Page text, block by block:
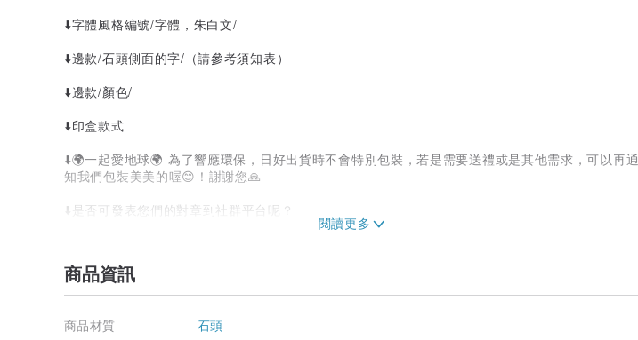
⬇️字體風格編號/字體，朱白文/
⬇️邊款/石頭側面的字/（請參考須知表）
⬇️邊款/顏色/
⬇️印盒款式
⬇️🌍一起愛地球🌍 為了響應環保，日好出貨時不會特別包裝，若是需要送禮或是其他需求，可以再通
知我們包裝美美的喔😊！謝謝您🙏
⬇️是否可發表您們的對章到社群平台呢？
商品資訊
商品材質
石頭